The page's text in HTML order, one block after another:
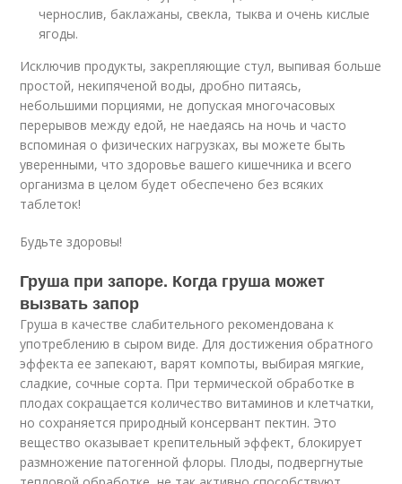
чернослив, баклажаны, свекла, тыква и очень кислые
ягоды.
Исключив продукты, закрепляющие стул, выпивая больше
простой, некипяченой воды, дробно питаясь,
небольшими порциями, не допуская многочасовых
перерывов между едой, не наедаясь на ночь и часто
вспоминая о физических нагрузках, вы можете быть
уверенными, что здоровье вашего кишечника и всего
организма в целом будет обеспечено без всяких
таблеток!
Будьте здоровы!
Груша при запоре. Когда груша может
вызвать запор
Груша в качестве слабительного рекомендована к
употреблению в сыром виде. Для достижения обратного
эффекта ее запекают, варят компоты, выбирая мягкие,
сладкие, сочные сорта. При термической обработке в
плодах сокращается количество витаминов и клетчатки,
но сохраняется природный консервант пектин. Это
вещество оказывает крепительный эффект, блокирует
размножение патогенной флоры. Плоды, подвергнутые